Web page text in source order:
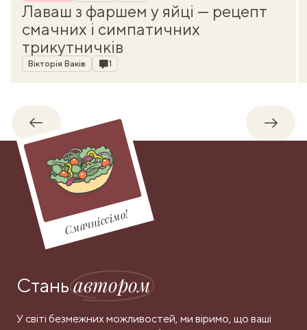
Лаваш з фаршем у яйці — рецепт
смачних і симпатичних
трикутничків
Автор
Вікторія Ваків Коментарі
1
Назад
Смачніссімо!
Станьавтором
У світі безмежних можливостей, ми віримо, що ваші